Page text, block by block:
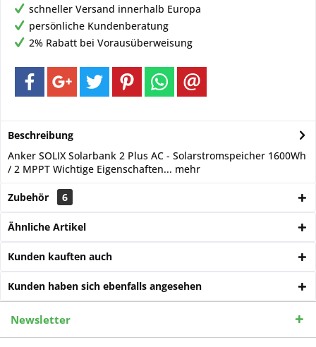
schneller Versand innerhalb Europa
persönliche Kundenberatung
2% Rabatt bei Vorausüberweisung
Beschreibung
Anker SOLIX Solarbank 2 Plus AC - Solarstromspeicher 1600Wh
/ 2 MPPT Wichtige Eigenschaften... mehr
Zubehör 6
Ähnliche Artikel
Kunden kauften auch
Kunden haben sich ebenfalls angesehen
Newsletter